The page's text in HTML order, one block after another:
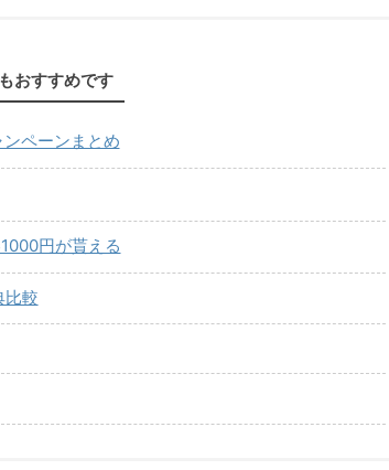
おすすめです
ペーンまとめ
円が貰える
比較